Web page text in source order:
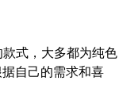
式，大多都为纯色
自己的需求和喜